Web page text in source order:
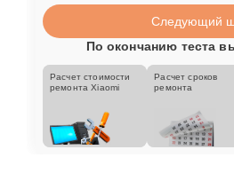
Следующий
По окончанию теста
Расчет стоимости
ремонта Xiaomi
Расчет сроков
ремонта